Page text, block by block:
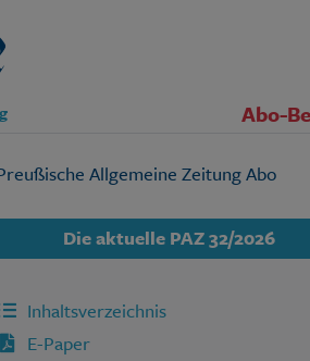
Abo-
Kontakt
Die aktuelle PAZ 32/2026
Inhaltsverzeichnis
E-Paper